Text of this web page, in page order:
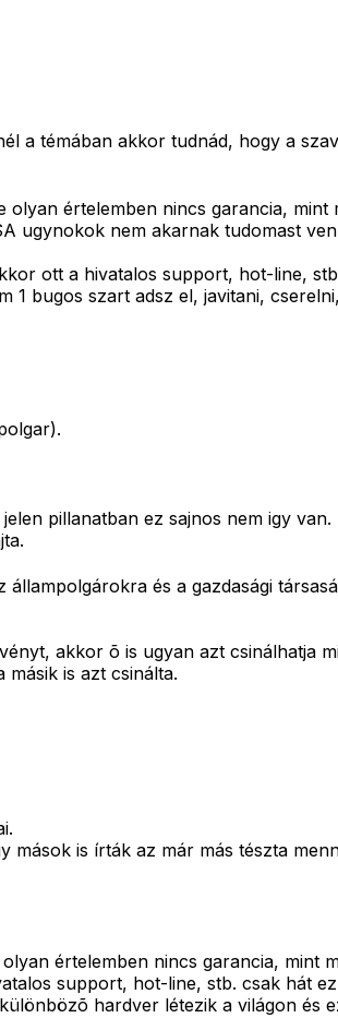
a témában akkor tudnád, hogy a
értelemben nincs garancia, mint
ugynokok nem akarnak tudomast
ott a hivatalos support, hot-line,
bugos szart adsz el, javitani,
pillanatban ez sajnos nem igy van.
és a gazdasági
akkor õ is ugyan azt csinálhatja
is azt csinálta.
mások is írták az már más tészta
értelemben nincs garancia, mint
support, hot-line, stb. csak hát
hardver létezik a világon és